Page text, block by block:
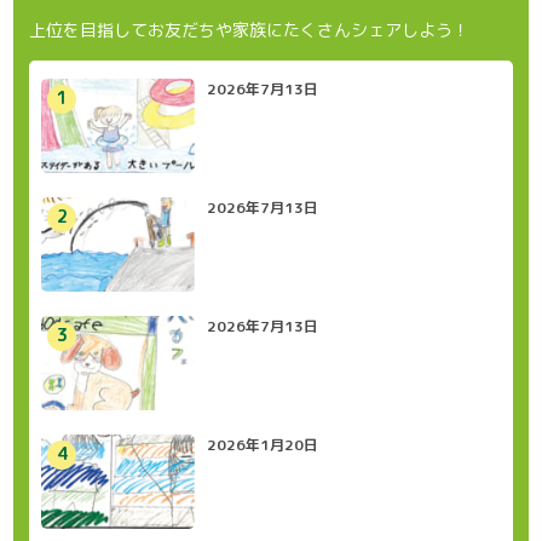
上位を目指してお友だちや家族にたくさんシェアしよう！
2026年7月13日
2026年7月13日
2026年7月13日
2026年1月20日